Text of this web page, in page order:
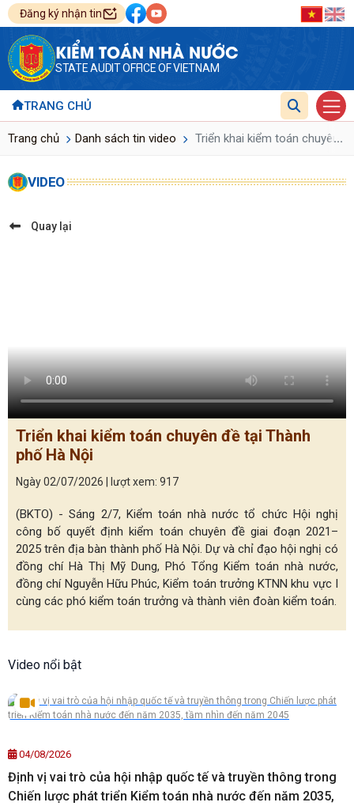
Đăng ký nhận tin
KIỂM TOÁN NHÀ NƯỚC
STATE AUDIT OFFICE OF VIETNAM
TRANG CHỦ
Trang chủ Danh sách tin video Triển khai kiểm toán chuyên...
VIDEO
Quay lại
Triển khai kiểm toán chuyên đề tại Thành
phố Hà Nội
Ngày 02/07/2026 | lượt xem: 917
(BKTO) - Sáng 2/7, Kiểm toán nhà nước tổ chức Hội nghị
công bố quyết định kiểm toán chuyên đề giai đoạn 2021–
2025 trên địa bàn thành phố Hà Nội. Dự và chỉ đạo hội nghị có
đồng chí Hà Thị Mỹ Dung, Phó Tổng Kiểm toán nhà nước,
đồng chí Nguyễn Hữu Phúc, Kiểm toán trưởng KTNN khu vực I
cùng các phó kiểm toán trưởng và thành viên đoàn kiểm toán.
Video nổi bật
04/08/2026
Định vị vai trò của hội nhập quốc tế và truyền thông trong
Chiến lược phát triển Kiểm toán nhà nước đến năm 2035,